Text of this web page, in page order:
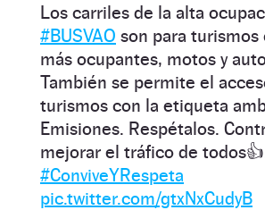
Los carriles de la alta
#BUSVAO son para turismos
más ocupantes, motos y
También se permite el
turismos con la etiqueta
Emisiones. Respétalos.
mejorar el tráfico de
#ConviveYRespeta
pic.twitter.com/gtxNxCudyB